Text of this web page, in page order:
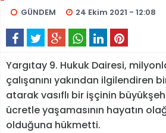
GÜNDEM 24 Ekim 2021 - 12:08
Yargıtay 9. Hukuk Dairesi,
çalışanını yakından ilgilendiren
atarak vasıflı bir işçinin
ücretle yaşamasının hayatın
olduğuna hükmetti.